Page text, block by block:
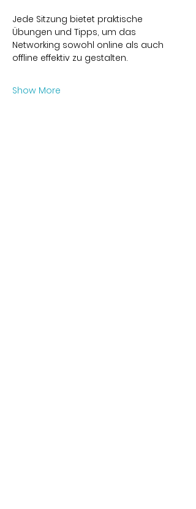
Jede Sitzung bietet praktische
Übungen und Tipps, um das
Networking sowohl online als auch
offline effektiv zu gestalten.
Show More